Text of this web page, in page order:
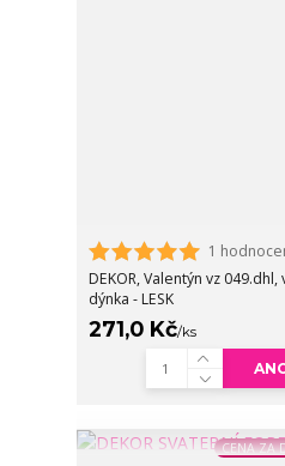
1
DEKOR, Valentýn vz
dýnka - LESK
271,0 Kč/ks
CENA ZA